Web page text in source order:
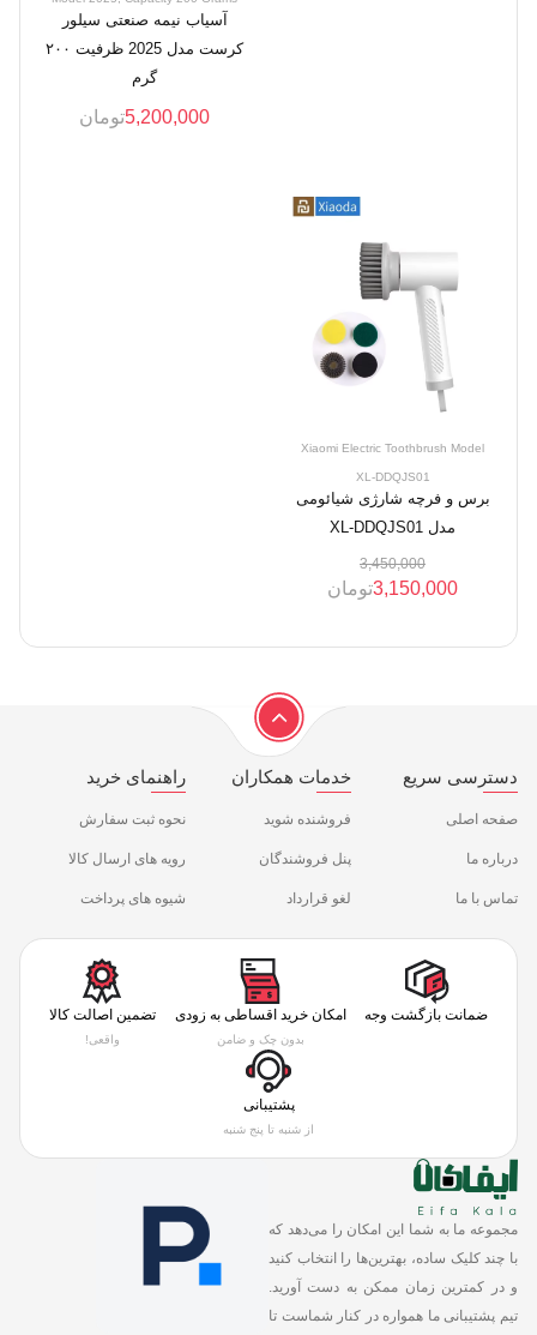
آسیاب نیمه صنعتی سیلور
کرست مدل 2025 ظرفیت ۲۰۰
گرم
5,200,000تومان
Xiaomi Electric Toothbrush Model
XL-DDQJS01
برس و فرچه شارژی شیائومی
مدل XL-DDQJS01
3,450,000
3,150,000تومان
دسترسی سریع
صفحه اصلی
درباره ما
تماس با ما
خدمات همکاران
فروشنده شوید
پنل فروشندگان
لغو قرارداد
راهنمای خرید
نحوه ثبت سفارش
رویه های ارسال کالا
شیوه های پرداخت
ضمانت بازگشت وجه امکان خرید اقساطی به زودی
بدون چک و ضامن
تضمین اصالت کالا
واقعی!
پشتیبانی
از شنبه تا پنج شنبه
مجموعه ما به شما این امکان را می‌دهد که
با چند کلیک ساده، بهترین‌ها را انتخاب کنید
و در کمترین زمان ممکن به دست آورید.
تیم پشتیبانی ما همواره در کنار شماست تا